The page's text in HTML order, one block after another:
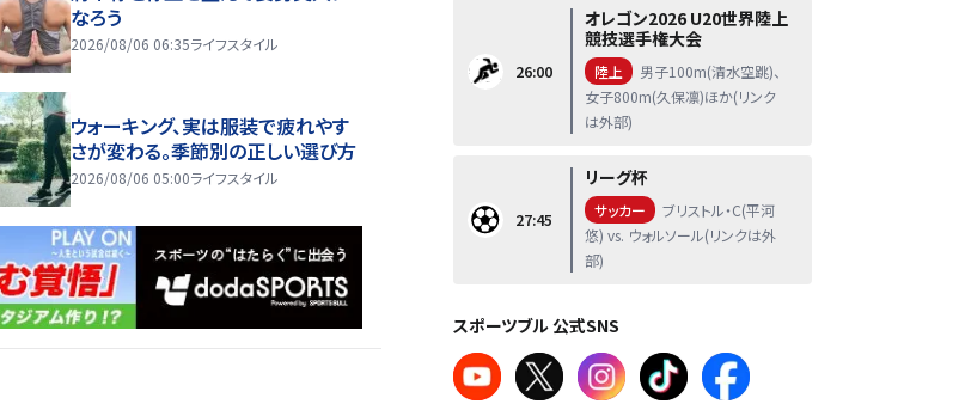
なろう
2026/08/06 06:35ライフスタイル
ウォーキング、実は服装で疲れやす
さが変わる。季節別の正しい選び方
2026/08/06 05:00ライフスタイル
26:00
オレゴン2026 U20世界陸上
競技選手権大会
陸上
男子100m(清水空跳)、
女子800m(久保凛)ほか(リンク
は外部)
27:45
リーグ杯
サッカー
ブリストル・C(平河
悠) vs. ウォルソール(リンクは外
部)
スポーツブル 公式SNS